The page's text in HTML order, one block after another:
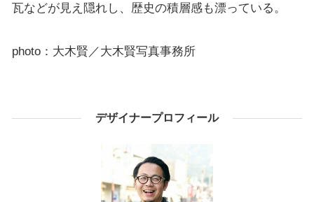
瓦などが見え隠れし、歴史の積層感も漂っている。
photo：大木賢／大木賢写真事務所
デザイナープロフィール